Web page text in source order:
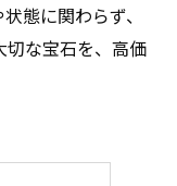
態に関わらず、
切な宝石を、高価